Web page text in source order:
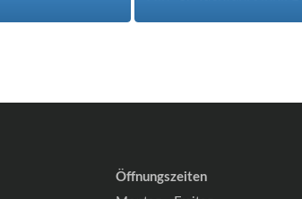
Öffnungszeiten